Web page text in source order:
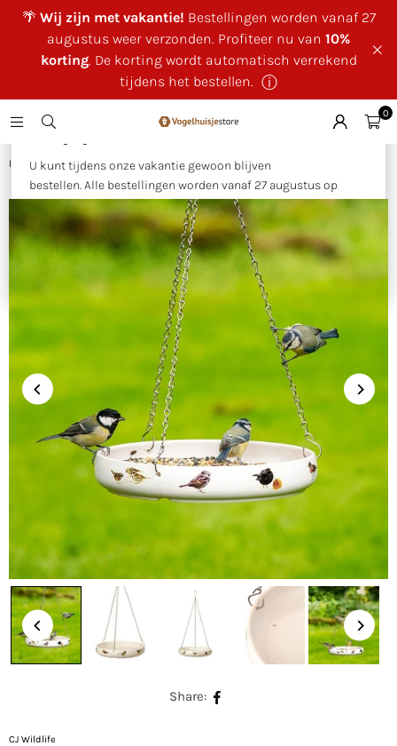
🌴 Wij zijn met vakantie! Bestellingen worden vanaf 27
augustus weer verzonden. Profiteer nu van 10%
korting. De korting wordt automatisch verrekend
tijdens het bestellen. ⓘ
×
U kunt tijdens onze vakantie gewoon blijven
bestellen. Alle bestellingen worden vanaf 27 augustus op
volgorde van binnenkomst verzonden.
Als bedankje voor uw geduld ontvangt u tijdens onze
vakantie10% korting op uw bestelling. Deze wordt
automatisch verrekend tijdens het bestellen.
0
Huis Voederschaal Tuinvogels - Elwin van der Kolk
Share:
CJ Wildlife